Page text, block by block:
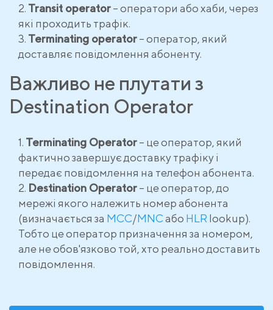
Transit operator– оператори або хаби, через
які проходить трафік.
Terminating operator– оператор, який
доставляє повідомлення абоненту.
Важливо не плутати з
Destination Operator
Terminating Operator– це оператор, який
фактично завершує доставку трафіку і
передає повідомлення на телефон абонента.
Destination Operator– це оператор, до
мережі якого належить номер абонента
(визначається за MCC/MNCабо HLR lookup).
Тобто це оператор призначення за номером,
але не обов'язково той, хто реально доставить
повідомлення.